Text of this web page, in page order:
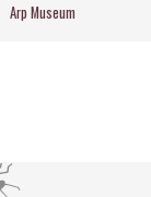
Arp Museum